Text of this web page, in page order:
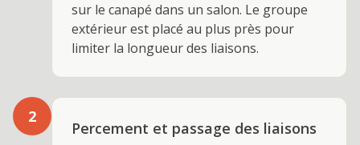
sur le canapé dans un salon. Le groupe
extérieur est placé au plus près pour
limiter la longueur des liaisons.
2
Percement et passage des liaisons